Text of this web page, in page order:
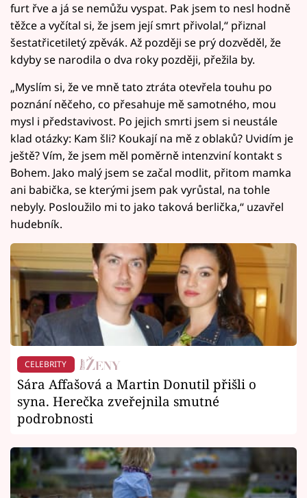
furt řve a já se nemůžu vyspat. Pak jsem to nesl hodně
těžce a vyčítal si, že jsem její smrt přivolal,“ přiznal
šestatřicetiletý zpěvák. Až později se prý dozvěděl, že
kdyby se narodila o dva roky později, přežila by.
„Myslím si, že ve mně tato ztráta otevřela touhu po
poznání něčeho, co přesahuje mě samotného, mou
mysl i představivost. Po jejich smrti jsem si neustále
klad otázky: Kam šli? Koukají na mě z oblaků? Uvidím je
ještě? Vím, že jsem měl poměrně intenzviní kontakt s
Bohem. Jako malý jsem se začal modlit, přitom mamka
ani babička, se kterými jsem pak vyrůstal, na tohle
nebyly. Posloužilo mi to jako taková berlička,“ uzavřel
hudebník.
CELEBRITY
Sára Affašová a Martin Donutil přišli o
syna. Herečka zveřejnila smutné
podrobnosti